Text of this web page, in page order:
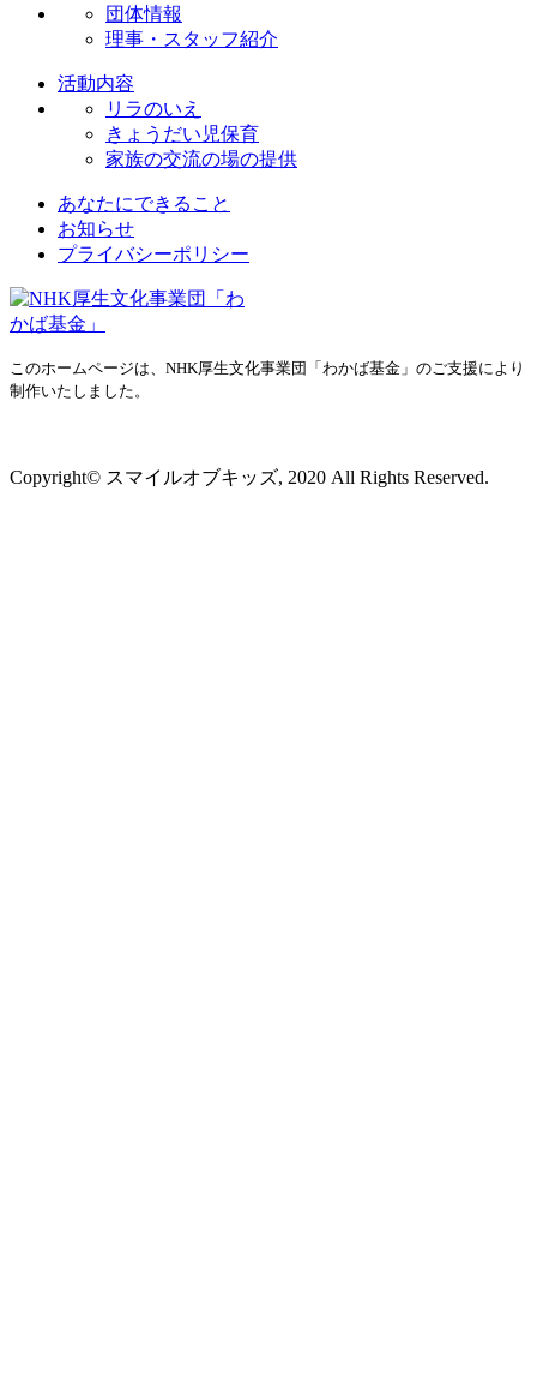
団体情報
理事・スタッフ紹介
活動内容
リラのいえ
きょうだい児保育
家族の交流の場の提供
あなたにできること
お知らせ
プライバシーポリシー
このホームページは、NHK厚生文化事業団「わかば基金」のご支援により
制作いたしました。
Copyright© スマイルオブキッズ, 2020 All Rights Reserved.